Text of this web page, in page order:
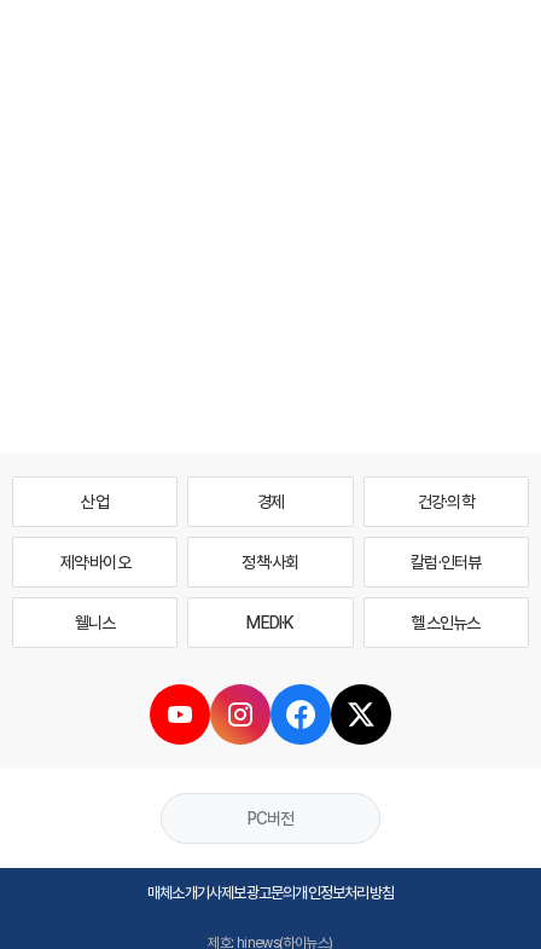
산업 경제 건강·의학
제약·바이오 정책·사회 칼럼·인터뷰
웰니스 MEDI·K 헬스인뉴스
PC버전
매체소개기사제보광고문의개인정보처리방침
제호: hinews(하이뉴스)